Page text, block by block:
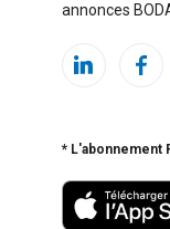
annonces
* L'abonnement